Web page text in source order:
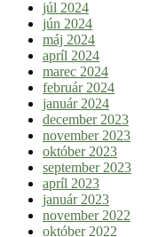
júl 2024
jún 2024
máj 2024
apríl 2024
marec 2024
február 2024
január 2024
december 2023
november 2023
október 2023
september 2023
apríl 2023
január 2023
november 2022
október 2022